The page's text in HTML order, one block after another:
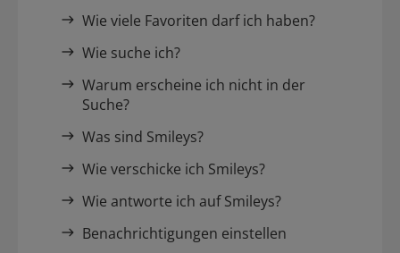
Wie viele Favoriten darf ich haben?
Wie suche ich?
Warum erscheine ich nicht in der
Suche?
Was sind Smileys?
Wie verschicke ich Smileys?
Wie antworte ich auf Smileys?
Benachrichtigungen einstellen